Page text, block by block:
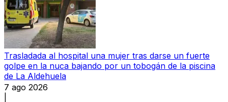
Trasladada al hospital una mujer tras darse un fuerte
golpe en la nuca bajando por un tobogán de la piscina
de La Aldehuela
7 ago 2026